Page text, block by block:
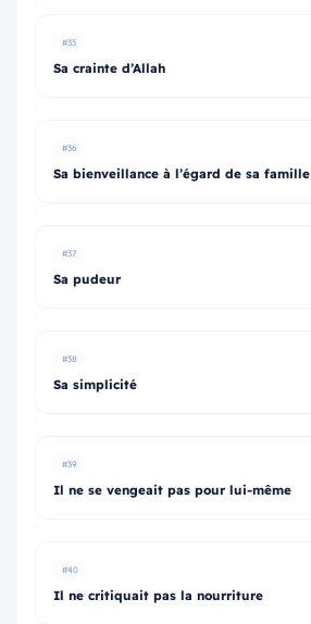
#35
Sa crainte d’Allah
#36
Sa bienveillance à l’égard de sa famille
#37
Sa pudeur
#38
Sa simplicité
#39
Il ne se vengeait pas pour lui-même
#40
Il ne critiquait pas la nourriture